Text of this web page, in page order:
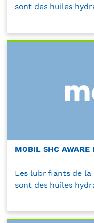
sont des huiles
MOBIL SHC AWARE
Les lubrifiants de la
sont des huiles